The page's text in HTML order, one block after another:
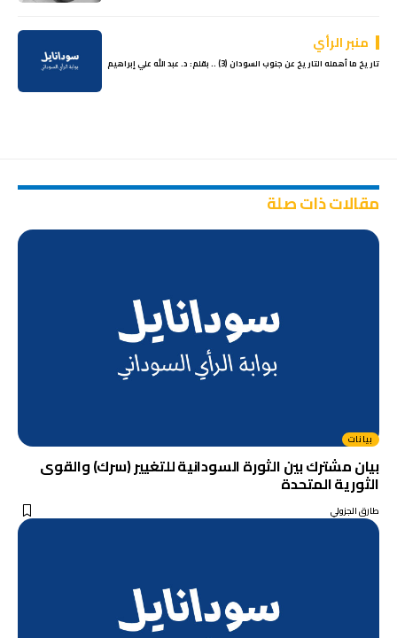
منبر الرأي
تاريخ ما أهمله التاريخ عن جنوب السودان (3) .. بقلم: د. عبد الله علي إبراهيم
مقالات ذات صلة
بيانات
بيان مشترك بين الثورة السودانية للتغيير (سرك) والقوى
الثورية المتحدة
طارق الجزولي